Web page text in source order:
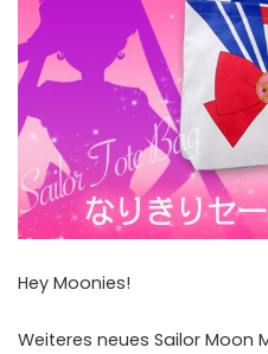
Hey Moonies!
Weiteres neues Sailor Moon